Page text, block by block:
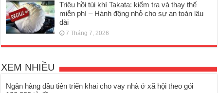
Triệu hồi túi khí Takata: kiểm tra và thay thế
miễn phí – Hành động nhỏ cho sự an toàn lâu
dài
7 Tháng 7, 2026
XEM NHIỀU
Ngân hàng đầu tiên triển khai cho vay nhà ở xã hội theo gói